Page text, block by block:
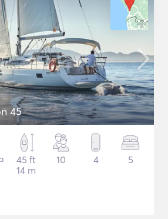
45
45 ft
14 m
10 4 5